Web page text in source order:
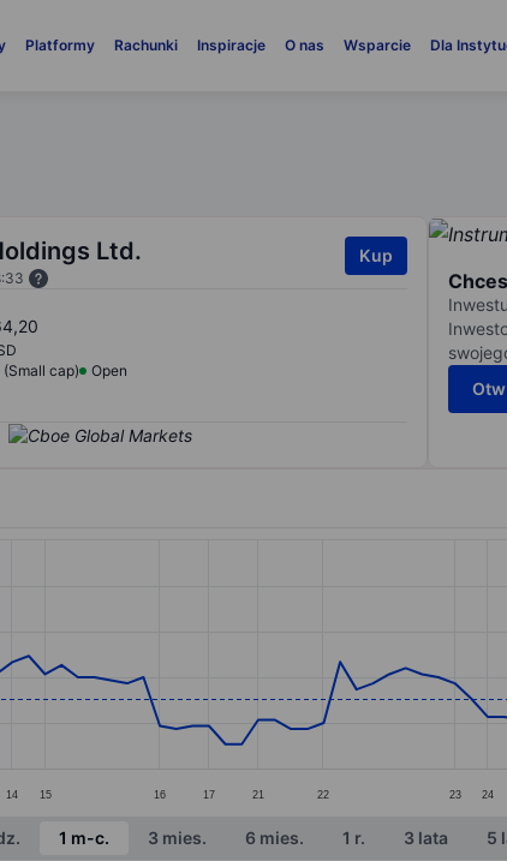
Platformy Rachunki Inspiracje O nas Wsparcie Dla
Ltd.
Kup
(Small cap)
Open
points.
categories.
displaying values. Data ranges from 1.13 to 1.72.
14 15 16 17 21 22 23 24
1 m-c. 3 mies. 6 mies. 1 r. 3 lata 5